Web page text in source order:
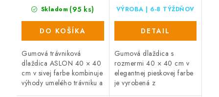
Skladom (95 ks)
DO KOŠÍKA
Gumová trávniková
dlaždica ASLON 40 × 40
cm v sivej farbe kombinuje
výhody umelého trávniku a
VÝROBA | 6-8 TÝŽDŇOV
DETAIL
Gumová dlaždica s
rozmermi 40 × 40 cm v
elegantnej pieskovej farbe
je vyrobená z